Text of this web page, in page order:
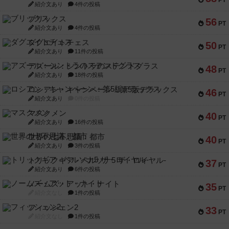
紹介文あり 4件の投稿
56 PT
ブリックス
紹介文あり 4件の投稿
50 PT
ダグエイトチェス
紹介文あり 11件の投稿
48 PT
アズール：シントラのステンドグラス
紹介文あり 18件の投稿
46 PT
ロシアン・キャンペーン：第5版デラックス
紹介文あり
40 PT
マスクメン
紹介文あり 16件の投稿
40 PT
世界の七不思議：都市
紹介文あり 3件の投稿
37 PT
トリックギア - ペルソナ5 ザ・ロイヤル-
紹介文あり 6件の投稿
35 PT
ノームズ・アット・ナイト
1件の投稿
33 PT
フィッシェン2
1件の投稿